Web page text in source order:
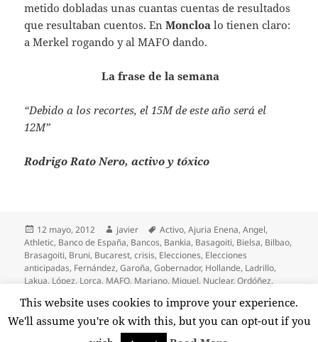
metido dobladas unas cuantas cuentas de resultados
que resultaban cuentos. EnMoncloa lo tienen claro:
a Merkel rogando y al MAFO dando.
La frase de la semana
“Debido a los recortes, el 15M de este año será el
12M”
Rodrigo Rato Nero, activo y tóxico
Publicado
el
12 mayo, 2012 Autor
javier Etiquetas
Activo,Ajuria Enena,Angel,
Athletic, Banco de España, Bancos, Bankia, Basagoiti, Bielsa, Bilbao,
Brasagoiti, Bruni, Bucarest,crisis, Elecciones, Elecciones
anticipadas, Fernández,Garoña,Gobernador, Hollande, Ladrillo,
Lakua, López, Lorca, MAFO, Mariano, Miguel, Nuclear,Ordóñez,
Terremoto,Tóxico Deja un comentarioen Terremoto
This website uses cookies to improve your experience.
We'll assume you're ok with this, but you can opt-out if you